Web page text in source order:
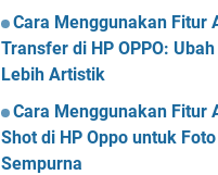
Cara Menggunakan Fitur
Transfer di HP OPPO:
Lebih Artistik
Cara Menggunakan Fitur
Shot di HP Oppo untuk
Sempurna